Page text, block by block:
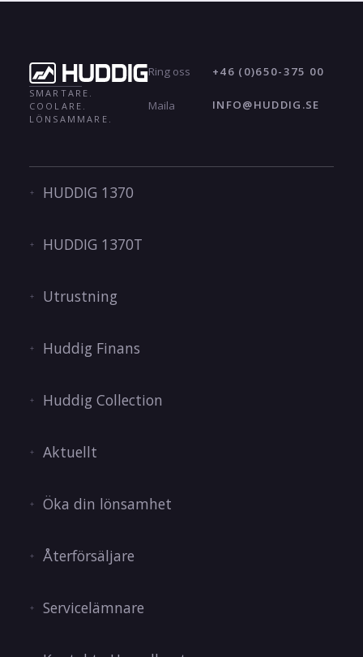
SMARTARE.
COOLARE.
LÖNSAMMARE.
Ring oss +46 (0)650-375 00
Maila INFO@HUDDIG.SE
HUDDIG 1370
HUDDIG 1370T
Utrustning
Huddig Finans
Huddig Collection
Aktuellt
Öka din lönsamhet
Återförsäljare
Servicelämnare